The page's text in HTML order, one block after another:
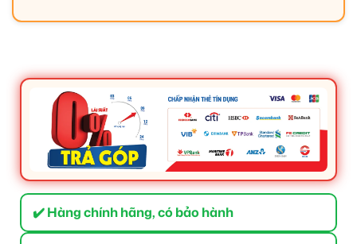
✔️ Hàng chính hãng, có bảo hành